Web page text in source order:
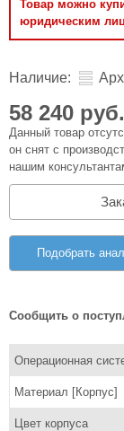
Товар можно
юридическим
Наличие:
58 240 руб.
Данный товар
он снят с
нашим
Подобрать
Сообщить о
Операционная
Материал [Корпус]
Цвет корпуса